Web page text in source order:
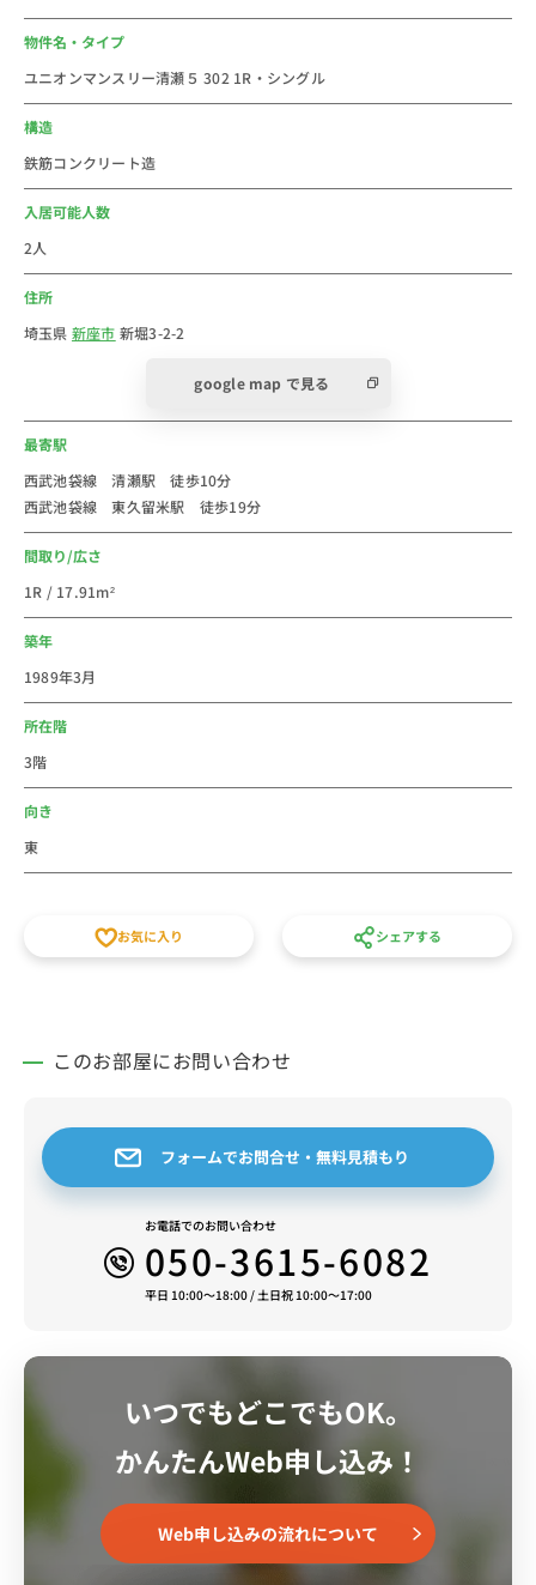
■おすすめコメント
西武鉄道池袋線の駅で、主な駅へのアクセスは池袋駅ま
で約30分、渋谷駅・新宿駅まで約37分で行くことがで
しい立地の一つです。
ピングモール「クルネ」にはスーパーや飲食店、
買い物に便利です。
近隣のスーパーは、サカガミ 清瀬店、オーケー 清瀬
店、西友清瀬店と大型のスーパーが集まっています。ド
ラッグストアは、ドラッグセイムス 清瀬駅前店、ココ
カラファイン 清瀬店、ウェルパーク 清瀬北口店、トモ
ズ 清瀬店と揃っています。飲食店は、みゆき食堂、そ
うすけ、アルブル、ポポラマーマ 清瀬店、松屋 清瀬店
（松のや併設）、レバニラ定食 KEI楽、同心居 清瀬店と
一つです。
家具家電付き短期賃貸マンションの格安ウィークリー・
徒歩15分以内、月額家賃、間取りなど条件で他の賃貸住
宅とも比べてください。
スタッフ一同皆様のご予約をお待ちしております。
物件名・タイプ
ユニオンマンスリー清瀬５ 302 1R・シングル
構造
鉄筋コンクリート造
入居可能人数
2人
住所
埼玉県 新座市 新堀3-2-2
google map で見る
最寄駅
西武池袋線 清瀬駅 徒歩10分
西武池袋線 東久留米駅 徒歩19分
間取り/広さ
1R / 17.91m²
築年
1989年3月
所在階
3階
向き
東
お気に入り シェアする
このお部屋にお問い合わせ
フォームでお問合せ・無料見積もり
お電話でのお問い合わせ
050-3615-6082
平日 10:00～18:00 / 土日祝 10:00～17:00
いつでもどこでもOK。
かんたんWeb申し込み！
Web申し込みの流れについて